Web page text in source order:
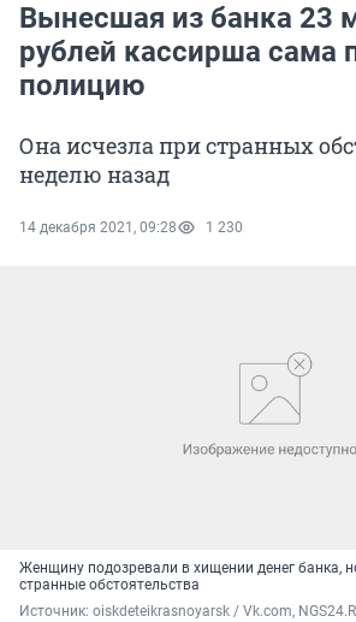
Вынесшая из банка 23
рублей кассирша сама
полицию
Она исчезла при странных
неделю назад
14 декабря 2021, 09:28 1 230
Женщину подозревали в хищении денег банка,
странные обстоятельства
Источник: oiskdeteikrasnoyarsk / Vk.com,